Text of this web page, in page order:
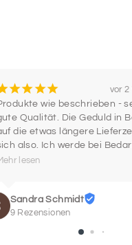
¡¡¡¡
vor 2
wie beschrieben -
Qualität. Die Geduld in
die etwas längere
also. Ich werde bei
hier einkaufen.
lesen
Sandra Schmidt
9 Rezensionen